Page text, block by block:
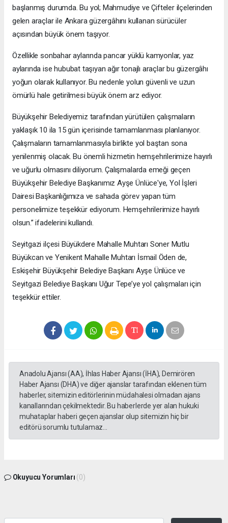
başlanmış durumda. Bu yol; Mahmudiye ve Çifteler ilçelerinden
gelen araçlar ile Ankara güzergâhını kullanan sürücüler
açısından büyük önem taşıyor.
Özellikle sonbahar aylarında pancar yüklü kamyonlar, yaz
aylarında ise hububat taşıyan ağır tonajlı araçlar bu güzergâhı
yoğun olarak kullanıyor. Bu nedenle yolun güvenli ve uzun
ömürlü hale getirilmesi büyük önem arz ediyor.
Büyükşehir Belediyemiz tarafından yürütülen çalışmaların
yaklaşık 10 ila 15 gün içerisinde tamamlanması planlanıyor.
Çalışmaların tamamlanmasıyla birlikte yol baştan sona
yenilenmiş olacak. Bu önemli hizmetin hemşehrilerimize hayırlı
ve uğurlu olmasını diliyorum. Çalışmalarda emeği geçen
Büyükşehir Belediye Başkanımız Ayşe Ünlüce'ye, Yol İşleri
Dairesi Başkanlığımıza ve sahada görev yapan tüm
personelimize teşekkür ediyorum. Hemşehrilerimize hayırlı
olsun.” ifadelerini kullandı.
Seyitgazi ilçesi Büyükdere Mahalle Muhtarı Soner Mutlu
Büyükcan ve Yenikent Mahalle Muhtarı İsmail Öden de,
Eskişehir Büyükşehir Belediye Başkanı Ayşe Ünlüce ve
Seyitgazi Belediye Başkanı Uğur Tepe’ye yol çalışmaları için
teşekkür ettiler.
Anadolu Ajansı (AA), İhlas Haber Ajansı (İHA), Demirören
Haber Ajansı (DHA) ve diğer ajanslar tarafından eklenen tüm
haberler, sitemizin editörlerinin müdahalesi olmadan ajans
kanallarından çekilmektedir. Bu haberlerde yer alan hukuki
muhataplar haberi geçen ajanslar olup sitemizin hiç bir
editörü sorumlu tutulamaz...
Okuyucu Yorumları (0)